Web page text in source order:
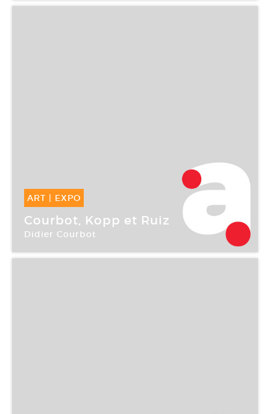
ART | EXPO
14 Mai - 12 Juin 2004
Courbot, Kopp et Ruiz
Didier Courbot